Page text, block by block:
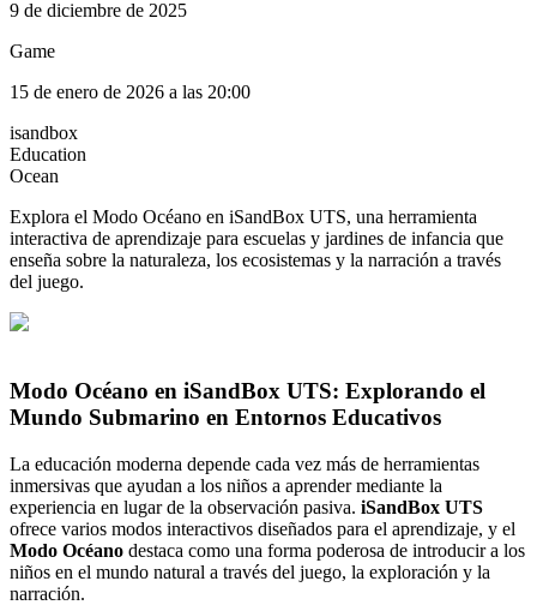
9 de diciembre de 2025
Game
15 de enero de 2026 a las 20:00
isandbox
Education
Ocean
Explora el Modo Océano en iSandBox UTS, una herramienta
interactiva de aprendizaje para escuelas y jardines de infancia que
enseña sobre la naturaleza, los ecosistemas y la narración a través
del juego.
Modo Océano en iSandBox UTS: Explorando el
Mundo Submarino en Entornos Educativos
La educación moderna depende cada vez más de herramientas
inmersivas que ayudan a los niños a aprender mediante la
experiencia en lugar de la observación pasiva. iSandBox UTS
ofrece varios modos interactivos diseñados para el aprendizaje, y el
Modo Océano destaca como una forma poderosa de introducir a los
niños en el mundo natural a través del juego, la exploración y la
narración.